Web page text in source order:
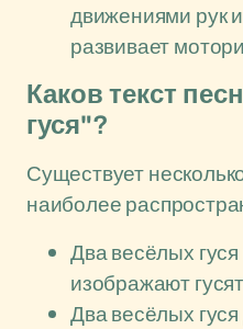
движениями рук
развивает
Каков текст
гуся"?
Существует
наиболее
Два весёлых гуся
изображают
Два весёлых гуся